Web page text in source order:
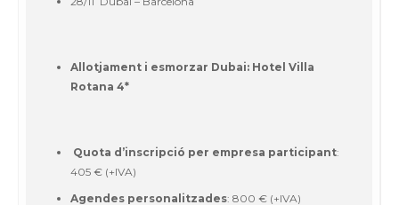
Allotjament i esmorzar Dubai: Hotel Villa
Rotana 4*
Quota d’inscripció per empresa participant:
405 € (+IVA)
Agendes personalitzades: 800 € (+IVA)